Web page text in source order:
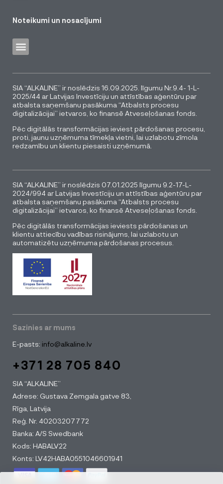
Noteikumi un nosacījumi
SIA “ALKALINE” ir noslēdzis 16.09.2025. līgumu Nr.9.4- 1-L-
2025/44 ar Latvijas Investīciju un attīstības aģentūru par
atbalsta saņemšanu pasākuma “Atbalsts procesu
digitalizācijai” ietvaros, ko finansē Atveseļošanas fonds.
Pēc digitālās transformācijas ieviest pārdošanas procesu,
proti, jaunu uzņēmuma tīmekļa vietni, lai uzlabotu zīmola
redzamību un klientu piesaisti uzņēmumā.
SIA “ALKALINE” ir noslēdzis 07.01.2025 līgumu 9.2-17-L-
2024/994 ar Latvijas Investīciju un attīstības aģentūru par
atbalsta saņemšanu pasākuma “Atbalsts procesu
digitalizācijai” ietvaros, ko finansē Atveseļošanas fonds.
Pēc digitālās transformācijas ieviests pārdošanas un
klientu attiecību vadības risinājums, lai uzlabotu un
automatizētu uzņēmuma pārdošanas procesus.
Sazinies ar mums
E-pasts: info@alkaline.lv
+371 28 705 840
SIA “ALKALINE”
Adrese: Gustava Zemgala gatve 83,
Rīga, Latvija
Reģ. Nr. 40203207772
Banka: A/S Swedbank
Kods: HABALV22
Konts: LV42HABA0551046601941